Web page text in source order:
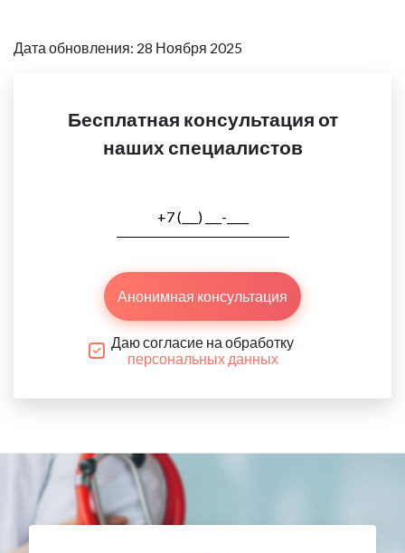
Дата обновления: 28 Ноября 2025
Бесплатная консультация от
наших специалистов
Анонимная консультация
Даю согласие на обработку
персональных данных